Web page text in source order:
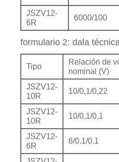
JSZV12-
6R
6000/100
formulario 2: dala
Tipo
Relación de
nominal (V)
JSZV12-
10R
10/0,1/0,22
JSZV12-
10R
10/0,1/0,1
JSZV12-
6R
6/0.1/0.1